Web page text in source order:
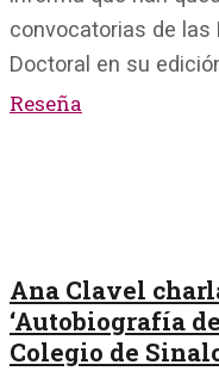
convocatorias de las
Doctoral en su
Reseña
Ana Clavel
‘Autobiografía
Colegio de